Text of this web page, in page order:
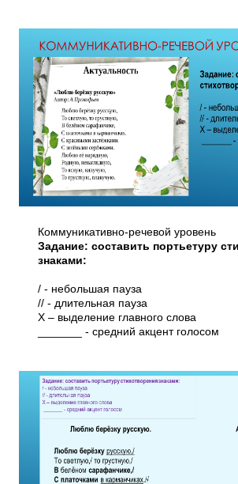
Коммуникативно-речевой уровень
Задание: составить портьетуру
знаками:
/ - небольшая пауза
// - длительная пауза
Х – выделение главного слова
_______ - средний акцент голосом